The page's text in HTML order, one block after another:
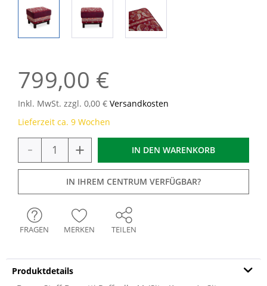
799,00 €
Inkl. MwSt. zzgl. 0,00 € Versandkosten
Lieferzeit ca. 9 Wochen
- + IN DEN WARENKORB
IN IHREM CENTRUM VERFÜGBAR?
FRAGEN MERKEN TEILEN
Produktdetails